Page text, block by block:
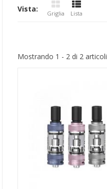
Vista: Griglia Lista
Mostrando 1 - 2 di 2 articoli